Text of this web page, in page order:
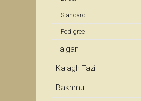
Standard
Pedigree
Taigan
Kalagh Tazi
Bakhmul